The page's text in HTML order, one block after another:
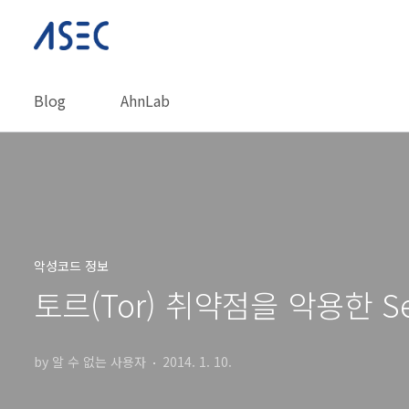
Blog AhnLab
악성코드 정보
토르(Tor) 취약점을 악용한
by 알 수 없는 사용자 2014. 1. 10.